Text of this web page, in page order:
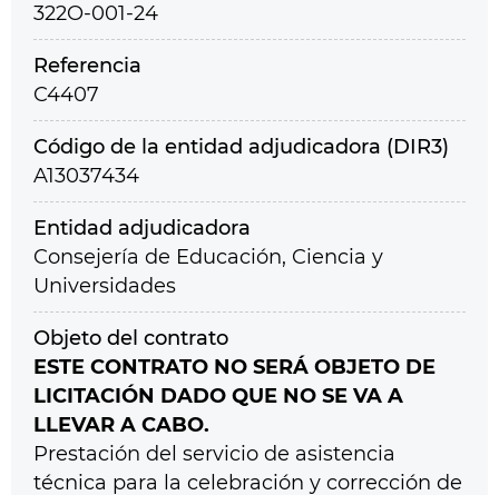
322O-001-24
Referencia
C4407
Código de la entidad adjudicadora (DIR3)
A13037434
Entidad adjudicadora
Consejería de Educación, Ciencia y
Universidades
Objeto del contrato
ESTE CONTRATO NO SERÁ OBJETO DE
LICITACIÓN DADO QUE NO SE VA A
LLEVAR A CABO.
Prestación del servicio de asistencia
técnica para la celebración y corrección de